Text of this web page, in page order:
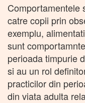
Comportamentele
catre copii prin
exemplu,
sunt
perioada timpurie
si au un rol
practicilor din
din viata adulta